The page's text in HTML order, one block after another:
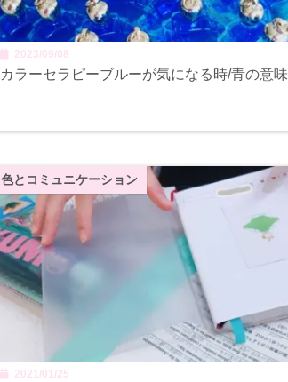
2023/09/08
カラーセラピーブルーが気になる時/青の意味
色とコミュニケーション
2021/01/25